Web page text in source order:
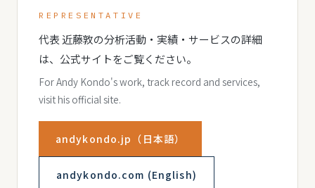
REPRESENTATIVE
代表 近藤敦の分析活動・実績・サービスの詳細
は、公式サイトをご覧ください。
For Andy Kondo's work, track record and services,
visit his official site.
andykondo.jp（日本語）
andykondo.com (English)